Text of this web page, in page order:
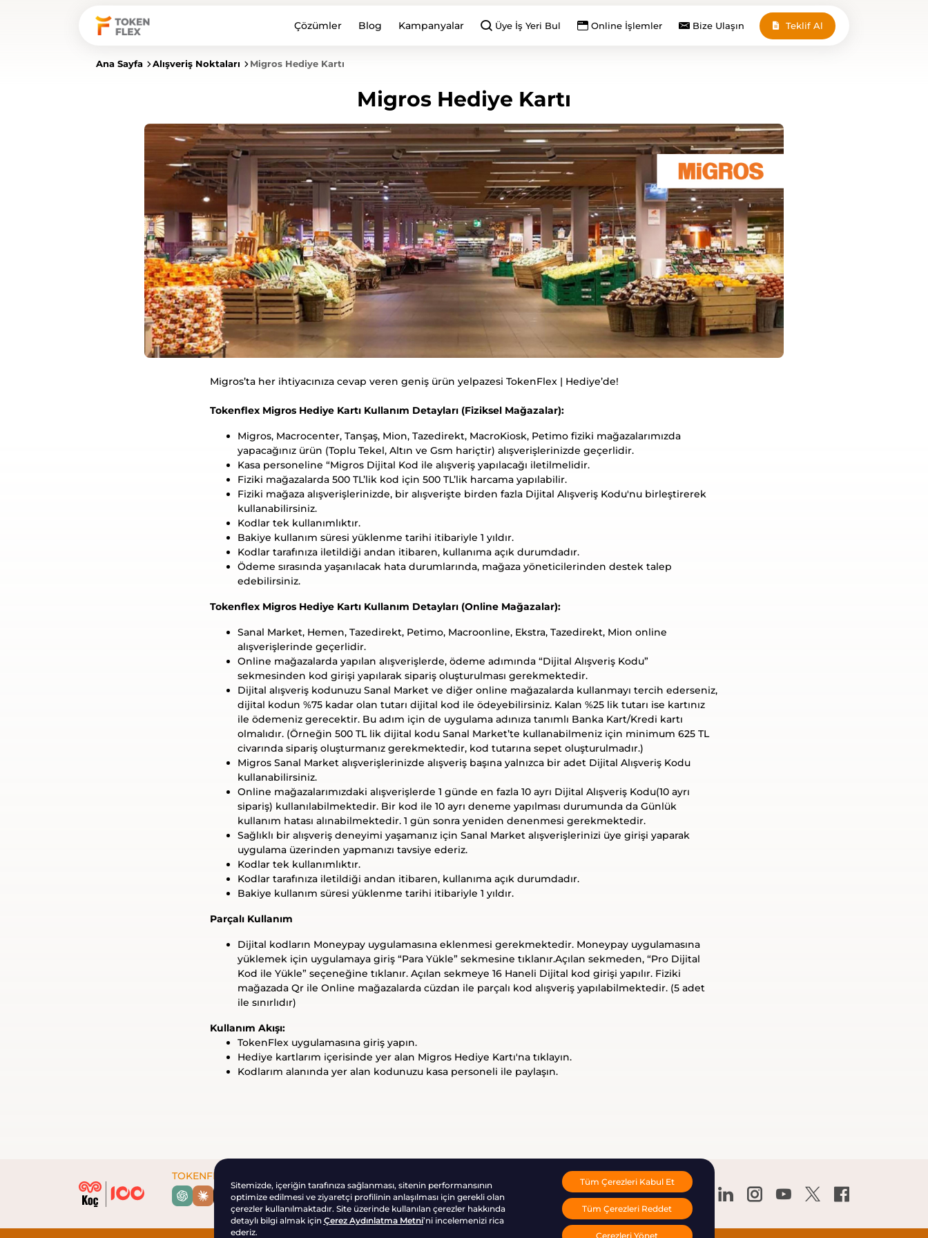
Çözümler Blog Kampanyalar Üye İş Yeri Bul Online İşlemler Bize Ulaşın Teklif Al
Ana Sayfa Alışveriş Noktaları Migros Hediye Kartı
Migros Hediye Kartı
Migros’ta her ihtiyacınıza cevap veren geniş ürün yelpazesi TokenFlex | Hediye’de!
Tokenflex Migros Hediye Kartı Kullanım Detayları (Fiziksel Mağazalar):
Migros, Macrocenter, Tanşaş, Mion, Tazedirekt, MacroKiosk, Petimo fiziki mağazalarımızda
yapacağınız ürün (Toplu Tekel, Altın ve Gsm hariçtir) alışverişlerinizde geçerlidir.
Kasa personeline “Migros Dijital Kod ile alışveriş yapılacağı iletilmelidir.
Fiziki mağazalarda 500 TL’lik kod için 500 TL’lik harcama yapılabilir.
Fiziki mağaza alışverişlerinizde, bir alışverişte birden fazla Dijital Alışveriş Kodu'nu birleştirerek
kullanabilirsiniz.
Kodlar tek kullanımlıktır.
Bakiye kullanım süresi yüklenme tarihi itibariyle 1 yıldır.
Kodlar tarafınıza iletildiği andan itibaren, kullanıma açık durumdadır.
Ödeme sırasında yaşanılacak hata durumlarında, mağaza yöneticilerinden destek talep
edebilirsiniz.
Tokenflex Migros Hediye Kartı Kullanım Detayları (Online Mağazalar):
Sanal Market, Hemen, Tazedirekt, Petimo, Macroonline, Ekstra, Tazedirekt, Mion online
alışverişlerinde geçerlidir.
Online mağazalarda yapılan alışverişlerde, ödeme adımında “Dijital Alışveriş Kodu”
sekmesinden kod girişi yapılarak sipariş oluşturulması gerekmektedir.
Dijital alışveriş kodunuzu Sanal Market ve diğer online mağazalarda kullanmayı tercih ederseniz,
dijital kodun %75 kadar olan tutarı dijital kod ile ödeyebilirsiniz. Kalan %25 lik tutarı ise kartınız
ile ödemeniz gerecektir. Bu adım için de uygulama adınıza tanımlı Banka Kart/Kredi kartı
olmalıdır. (Örneğin 500 TL lik dijital kodu Sanal Market’te kullanabilmeniz için minimum 625 TL
civarında sipariş oluşturmanız gerekmektedir, kod tutarına sepet oluşturulmadır.)
Migros Sanal Market alışverişlerinizde alışveriş başına yalnızca bir adet Dijital Alışveriş Kodu
kullanabilirsiniz.
Online mağazalarımızdaki alışverişlerde 1 günde en fazla 10 ayrı Dijital Alışveriş Kodu(10 ayrı
sipariş) kullanılabilmektedir. Bir kod ile 10 ayrı deneme yapılması durumunda da Günlük
kullanım hatası alınabilmektedir. 1 gün sonra yeniden denenmesi gerekmektedir.
Sağlıklı bir alışveriş deneyimi yaşamanız için Sanal Market alışverişlerinizi üye girişi yaparak
uygulama üzerinden yapmanızı tavsiye ederiz.
Kodlar tek kullanımlıktır.
Kodlar tarafınıza iletildiği andan itibaren, kullanıma açık durumdadır.
Bakiye kullanım süresi yüklenme tarihi itibariyle 1 yıldır.
Parçalı Kullanım
Dijital kodların Moneypay uygulamasına eklenmesi gerekmektedir. Moneypay uygulamasına
yüklemek için uygulamaya giriş “Para Yükle” sekmesine tıklanır.Açılan sekmeden, “Pro Dijital
Kod ile Yükle” seçeneğine tıklanır. Açılan sekmeye 16 Haneli Dijital kod girişi yapılır. Fiziki
mağazada Qr ile Online mağazalarda cüzdan ile parçalı kod alışveriş yapılabilmektedir. (5 adet
ile sınırlıdır)
Kullanım Akışı:
TokenFlex uygulamasına giriş yapın.
Hediye kartlarım içerisinde yer alan Migros Hediye Kartı'na tıklayın.
Kodlarım alanında yer alan kodunuzu kasa personeli ile paylaşın.
TOKENFLEX AI
0850 755 64 64 / 0216 228 33 44
Sitemizde, içeriğin tarafınıza sağlanması, sitenin performansının
optimize edilmesi ve ziyaretçi profilinin anlaşılması için gerekli olan
çerezler kullanılmaktadır. Site üzerinde kullanılan çerezler hakkında
detaylı bilgi almak için Çerez Aydınlatma Metni’ni incelemenizi rica
ederiz.
Tüm Çerezleri Kabul Et
Tüm Çerezleri Reddet
Çerezleri Yönet